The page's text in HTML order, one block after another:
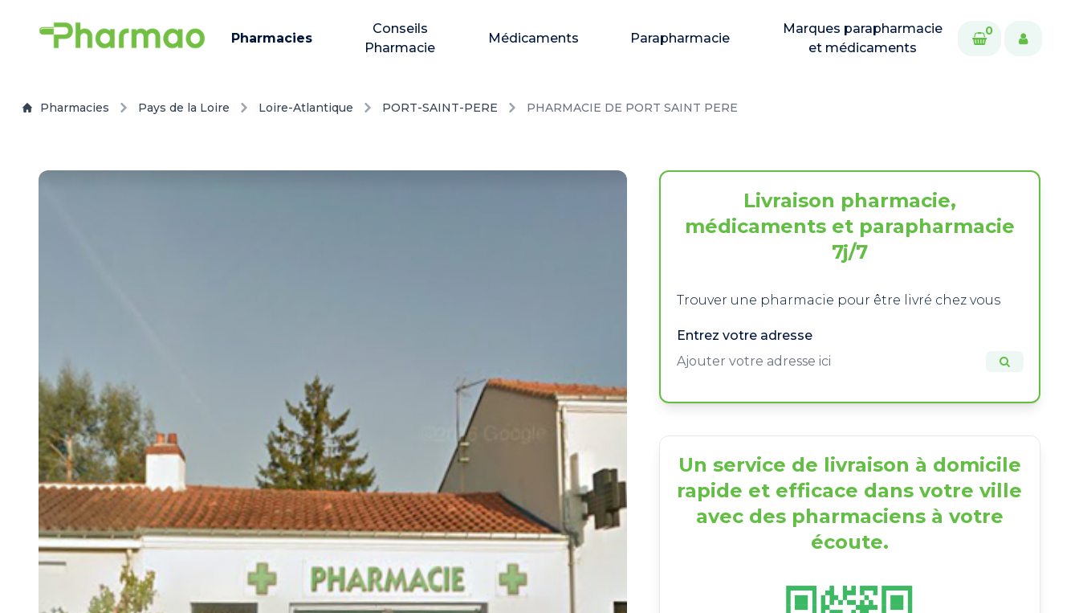
Pharmacies
Conseils
Pharmacie
Médicaments Parapharmacie
Marques parapharmacie
et médicaments
0
Pharmacies Pays de la Loire Loire-Atlantique PORT-SAINT-PERE PHARMACIE DE PORT SAINT PERE
Livraison pharmacie,
médicaments et parapharmacie
7j/7
Trouver une pharmacie pour être livré chez vous
Entrez votre adresse
Un service de livraison à domicile
rapide et efficace dans votre ville
avec des pharmaciens à votre
écoute.